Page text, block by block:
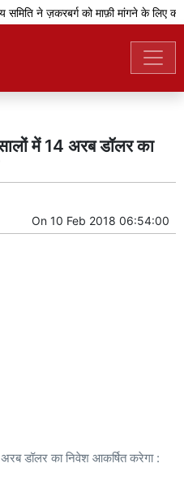
ने ज़करबर्ग को माफ़ी मांगने के लिए कहा
में 14 अरब डॉलर का
On 10 Feb 2018 06:54:00
डॉलर का निवेश आकर्षित करेगा :